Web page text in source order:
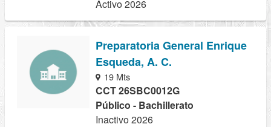
Activo 2026
Preparatoria General Enrique
Esqueda, A. C.
19 Mts
CCT 26SBC0012G
Público - Bachillerato
Inactivo 2026